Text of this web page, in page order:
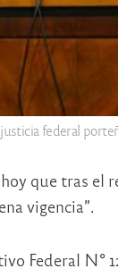
justicia federal
que tras el
vigencia”.
Federal N°